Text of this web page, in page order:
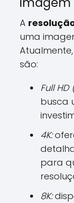
A
uma
são:
Full HD
busca
4K:
para
8K: